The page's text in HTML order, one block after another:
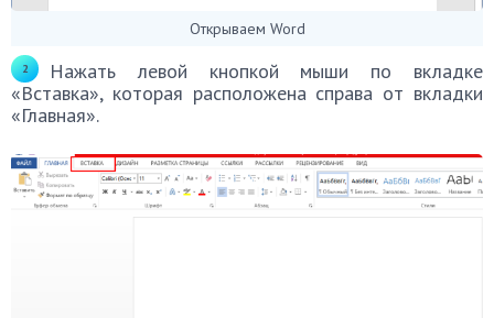
Открываем Word
Нажать левой кнопкой мыши по вкладке
«Вставка», которая расположена справа от вкладки
«Главная».